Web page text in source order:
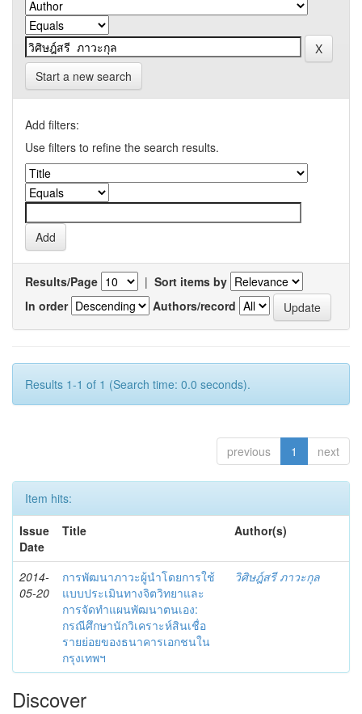
Start a new search
Add filters:
Use filters to refine the search results.
Results/Page | Sort items by
In order
Authors/record
Results 1-1 of 1 (Search time: 0.0 seconds).
previous 1 next
Item hits:
Issue
Date
Title Author(s)
2014-
05-20
การพัฒนาภาวะผู้นำโดยการใช้
แบบประเมินทางจิตวิทยาและ
การจัดทำแผนพัฒนาตนเอง:
กรณีศึกษานักวิเคราะห์สินเชื่อ
รายย่อยของธนาคารเอกชนใน
กรุงเทพฯ
วิศิษฎ์สรี ภาวะกุล
Discover